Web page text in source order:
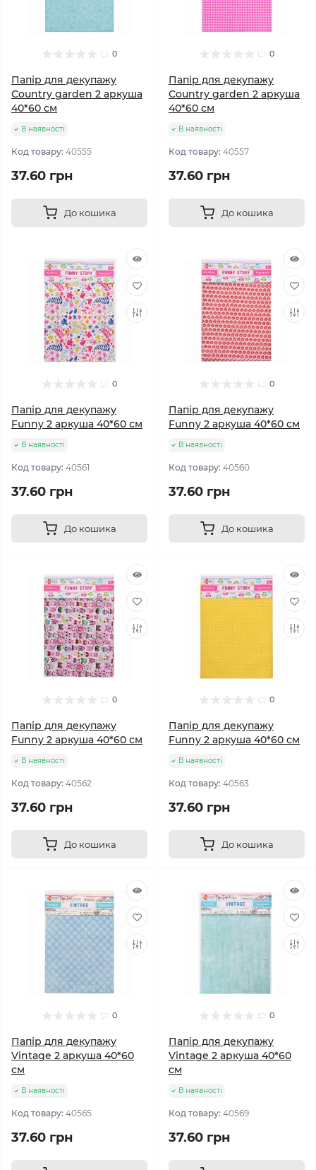
0
Папір для декупажу
Country garden 2 аркуша
40*60 см
В наявності
Код товару: 40555
37.60 грн
До кошика
0
Папір для декупажу
Country garden 2 аркуша
40*60 см
В наявності
Код товару: 40557
37.60 грн
До кошика
0
Папір для декупажу
Funny 2 аркуша 40*60 см
В наявності
Код товару: 40561
37.60 грн
До кошика
0
Папір для декупажу
Funny 2 аркуша 40*60 см
В наявності
Код товару: 40560
37.60 грн
До кошика
0
Папір для декупажу
Funny 2 аркуша 40*60 см
В наявності
Код товару: 40562
37.60 грн
До кошика
0
Папір для декупажу
Funny 2 аркуша 40*60 см
В наявності
Код товару: 40563
37.60 грн
До кошика
0
Папір для декупажу
Vintage 2 аркуша 40*60
см
В наявності
Код товару: 40565
37.60 грн
0
Папір для декупажу
Vintage 2 аркуша 40*60
см
В наявності
Код товару: 40569
37.60 грн